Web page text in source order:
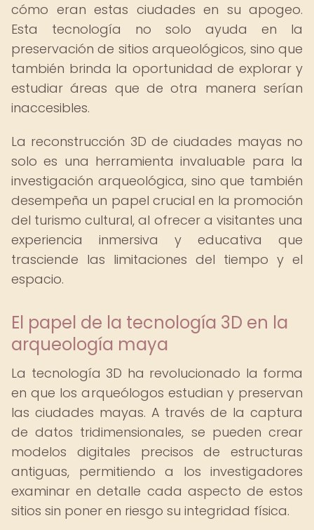
cómo eran estas ciudades en su apogeo.
Esta tecnología no solo ayuda en la
preservación de sitios arqueológicos, sino que
también brinda la oportunidad de explorar y
estudiar áreas que de otra manera serían
inaccesibles.
La reconstrucción 3D de ciudades mayas no
solo es una herramienta invaluable para la
investigación arqueológica, sino que también
desempeña un papel crucial en la promoción
del turismo cultural, al ofrecer a visitantes una
experiencia inmersiva y educativa que
trasciende las limitaciones del tiempo y el
espacio.
El papel de la tecnología 3D en la
arqueología maya
La tecnología 3D ha revolucionado la forma
en que los arqueólogos estudian y preservan
las ciudades mayas. A través de la captura
de datos tridimensionales, se pueden crear
modelos digitales precisos de estructuras
antiguas, permitiendo a los investigadores
examinar en detalle cada aspecto de estos
sitios sin poner en riesgo su integridad física.